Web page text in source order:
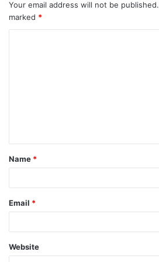
Your email address will not be published.
marked *
t
*
Name *
Email *
Website